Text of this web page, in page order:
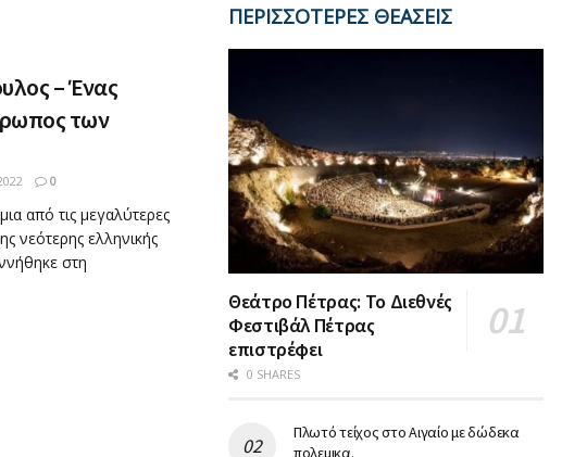
– Ένας
των
0
από τις μεγαλύτερες
νεότερης ελληνικής
στη
ΠΕΡΙΣΣΟΤΕΡΕΣ ΘΕΑΣΕΙΣ
Θεάτρο Πέτρας: Το Διεθνές
Φεστιβάλ Πέτρας
επιστρέφει
0 SHARES
Πλωτό τείχος στο Αιγαίο με δώδεκα
πολεμικα.